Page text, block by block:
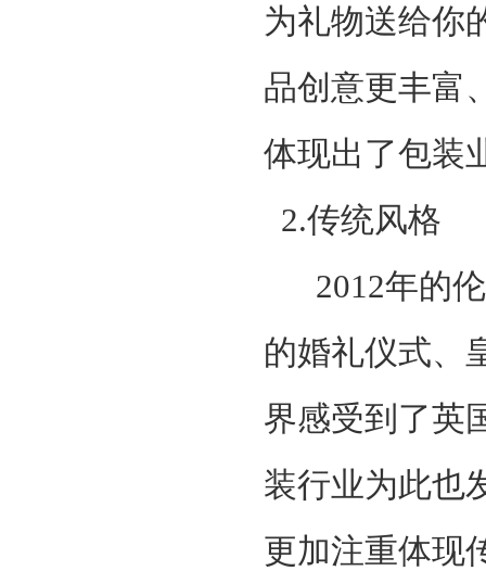
为礼物送给你
品创意更丰富
体现出了包装
2.传统风格
2012年的伦
的婚礼仪式、
界感受到了英
装行业为此也
更加注重体现